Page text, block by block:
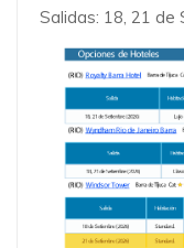
Salidas: 18, 21 de